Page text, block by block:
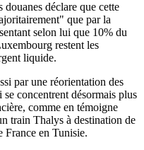
déclare que cette
que par la
selon lui que 10% du
restent les
liquide.
par une réorientation des
se concentrent désormais plus
comme en témoigne
train Thalys à destination de
France en Tunisie.